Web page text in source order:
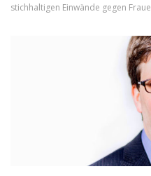
stichhaltigen Einwände gegen